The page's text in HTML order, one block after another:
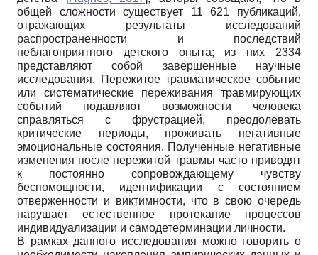
общей сложности существует 11 621 публикаций,
отражающих результаты исследований
распространенности и последствий
неблагоприятного детского опыта; из них 2334
представляют собой завершенные научные
исследования. Пережитое травматическое событие
или систематические переживания травмирующих
событий подавляют возможности человека
справляться с фрустрацией, преодолевать
критические периоды, проживать негативные
эмоциональные состояния. Полученные негативные
изменения после пережитой травмы часто приводят
к постоянно сопровождающему чувству
беспомощности, идентификации с состоянием
отверженности и виктимности, что в свою очередь
нарушает естественное протекание процессов
индивидуализации и самодетерминации личности.
В рамках данного исследования можно говорить о